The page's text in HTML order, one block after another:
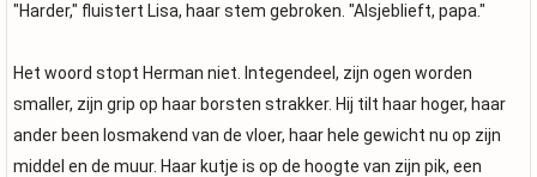
"Harder," fluistert Lisa, haar stem gebroken. "Alsjeblieft, papa."
Het woord stopt Herman niet. Integendeel, zijn ogen worden
smaller, zijn grip op haar borsten strakker. Hij tilt haar hoger, haar
ander been losmakend van de vloer, haar hele gewicht nu op zijn
middel en de muur. Haar kutje is op de hoogte van zijn pik, een